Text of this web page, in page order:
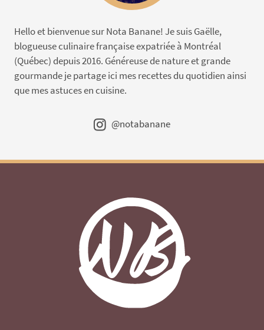
Hello et bienvenue sur Nota Banane! Je suis Gaëlle,
blogueuse culinaire française expatriée à Montréal
(Québec) depuis 2016. Généreuse de nature et grande
gourmande je partage ici mes recettes du quotidien ainsi
que mes astuces en cuisine.
@notabanane